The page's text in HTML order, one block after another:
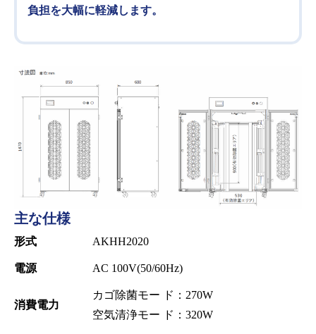
負担を大幅に軽減します。
主な仕様
形式 AKHH2020
電源 AC 100V(50/60Hz)
消費電力
カゴ除菌モー ド：270W
空気清浄モー ド：320W